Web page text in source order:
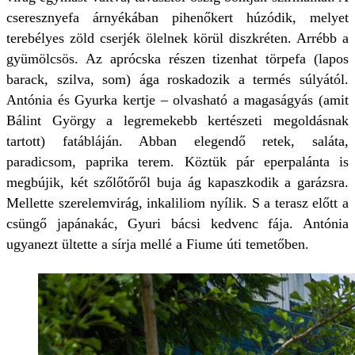
cseresznyefa árnyékában pihenőkert húzódik, melyet
terebélyes zöld cserjék ölelnek körül diszkréten. Arrébb a
gyümölcsös. Az aprócska részen tizenhat törpefa (lapos
barack, szilva, som) ága roskadozik a termés súlyától.
Antónia és Gyurka kertje – olvasható a magaságyás (amit
Bálint György a legremekebb kertészeti megoldásnak
tartott) fatábláján. Abban elegendő retek, saláta,
paradicsom, paprika terem. Köztük pár eperpalánta is
megbújik, két szőlőtőről buja ág kapaszkodik a garázsra.
Mellette szerelemvirág, inkaliliom nyílik. S a terasz előtt a
csüngő japánakác, Gyuri bácsi kedvenc fája. Antónia
ugyanezt ültette a sírja mellé a Fiume úti temetőben.